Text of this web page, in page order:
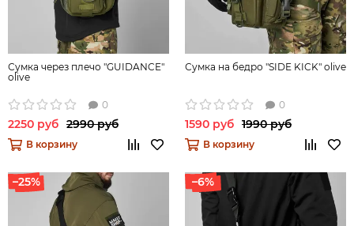
Сумка через плечо "GUIDANCE"
olive
0
2250 руб 2990 руб
В корзину
Сумка на бедро "SIDE KICK" olive
0
1590 руб 1990 руб
В корзину
–25% –6%